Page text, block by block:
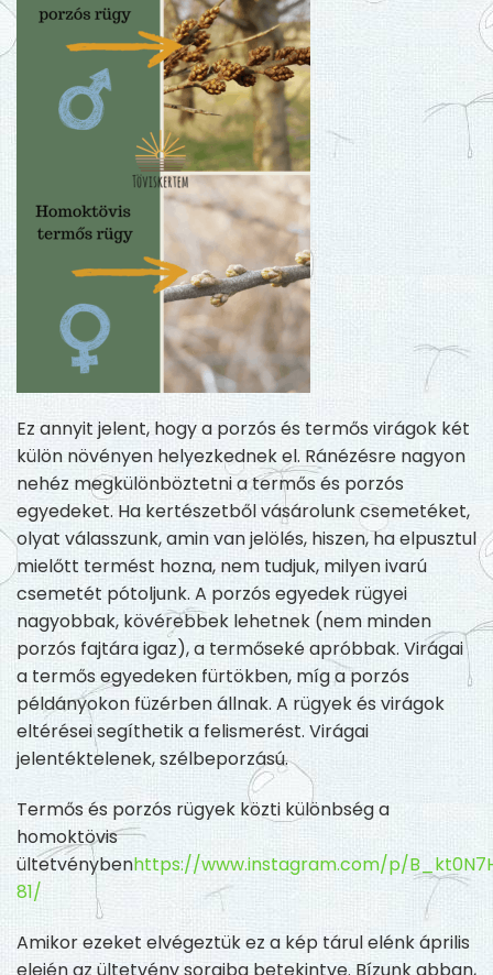
Ez annyit jelent, hogy a porzós és termős virágok két
külön növényen helyezkednek el. Ránézésre nagyon
nehéz megkülönböztetni a termős és porzós
egyedeket. Ha kertészetből vásárolunk csemetéket,
olyat válasszunk, amin van jelölés, hiszen, ha elpusztul
mielőtt termést hozna, nem tudjuk, milyen ivarú
csemetét pótoljunk. A porzós egyedek rügyei
nagyobbak, kövérebbek lehetnek (nem minden
porzós fajtára igaz), a termőseké apróbbak. Virágai
a termős egyedeken fürtökben, míg a porzós
példányokon füzérben állnak. A rügyek és virágok
eltérései segíthetik a felismerést. Virágai
jelentéktelenek, szélbeporzású.
Termős és porzós rügyek közti különbség a
homoktövis
ültetvénybenhttps://www.instagram.com/p/
81/
Amikor ezeket elvégeztük ez a kép tárul elénk április